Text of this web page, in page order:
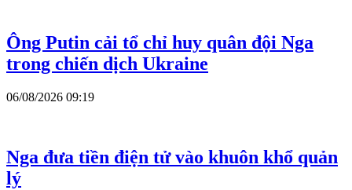
Ông Putin cải tổ chỉ huy quân đội Nga
trong chiến dịch Ukraine
06/08/2026 09:19
Nga đưa tiền điện tử vào khuôn khổ quản
lý